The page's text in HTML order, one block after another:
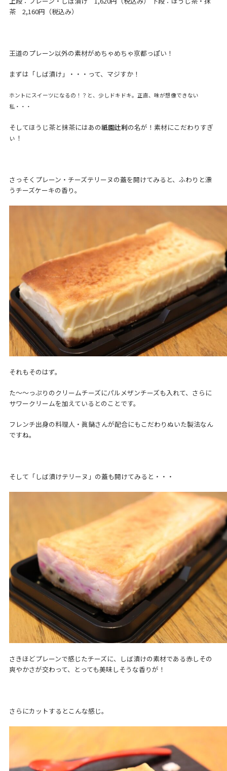
茶 2,160円（税込み）
王道のプレーン以外の素材がめちゃめちゃ京都っぽい！
まずは「しば漬け」・・・って、マジすか！
ホントにスイーツになるの！？と、少しドキドキ。正直、味が想像できない
私・・・
そしてほうじ茶と抹茶にはあの祇園辻利の名が！素材にこだわりすぎ
ぃ！
さっそくプレーン・チーズテリーヌの蓋を開けてみると、ふわりと漂
うチーズケーキの香り。
それもそのはず。
た～～っぷりのクリームチーズにパルメザンチーズも入れて、さらに
サワークリームを加えているとのことです。
フレンチ出身の料理人・眞鍋さんが配合にもこだわりぬいた製法なん
ですね。
そして「しば漬けテリーヌ」の蓋も開けてみると・・・
さきほどプレーンで感じたチーズに、しば漬けの素材である赤しその
爽やかさが交わって、とっても美味しそうな香りが！
さらにカットするとこんな感じ。